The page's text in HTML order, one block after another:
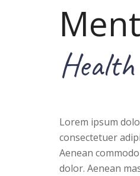
Health
Lorem ipsum
consectetuer
Aenean
dolor. Aenean